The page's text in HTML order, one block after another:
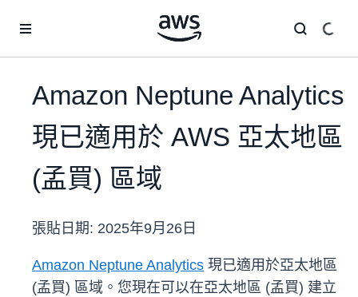
Amazon Neptune Analytics
現已適用於 AWS 亞太地區
(孟買) 區域
張貼日期: 2025年9月26日
Amazon Neptune Analytics 現已適用於亞太地區
(孟買) 區域。您現在可以在亞太地區 (孟買) 建立